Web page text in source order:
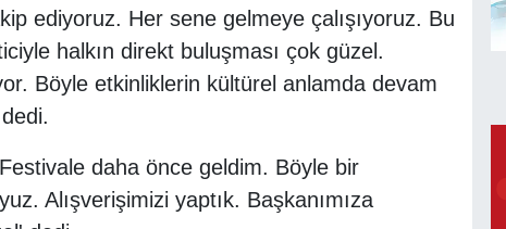
ediyoruz. Her sene gelmeye çalışıyoruz. Bu
halkın direkt buluşması çok güzel.
Böyle etkinliklerin kültürel anlamda devam
daha önce geldim. Böyle bir
Alışverişimizi yaptık. Başkanımıza